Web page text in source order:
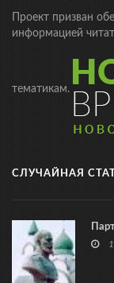
Проект призван
информацией
тематикам.
СЛУЧАЙНАЯ